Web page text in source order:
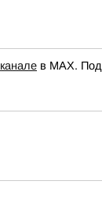
канале в МАХ.